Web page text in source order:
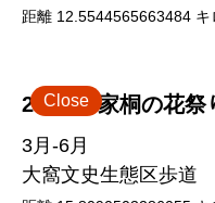
距離 12.5544565663484 キ
2026 客家桐の花祭
3月-6月
大窩文史生態区歩道
Close